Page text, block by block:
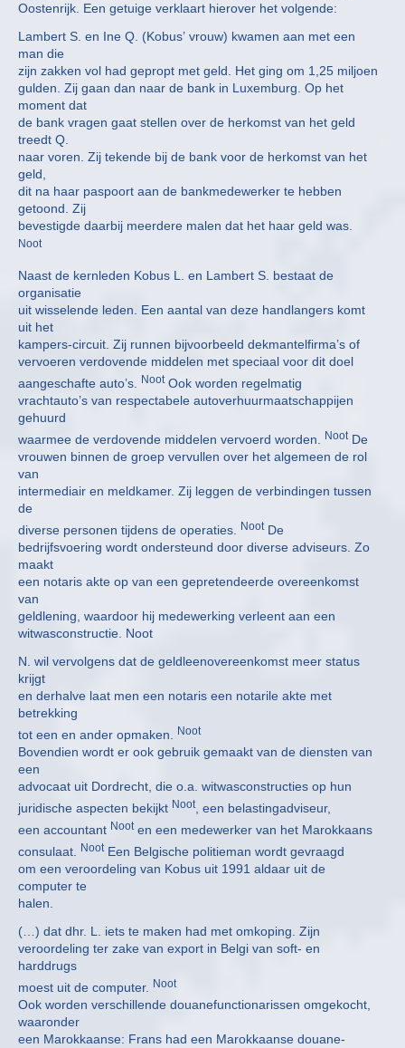
Oostenrijk. Een getuige verklaart hierover het volgende:
Lambert S. en Ine Q. (Kobus’ vrouw) kwamen aan met een
man die
zijn zakken vol had gepropt met geld. Het ging om 1,25 miljoen
gulden. Zij gaan dan naar de bank in Luxemburg. Op het
moment dat
de bank vragen gaat stellen over de herkomst van het geld
treedt Q.
naar voren. Zij tekende bij de bank voor de herkomst van het
geld,
dit na haar paspoort aan de bankmedewerker te hebben
getoond. Zij
bevestigde daarbij meerdere malen dat het haar geld was.
Noot
Naast de kernleden Kobus L. en Lambert S. bestaat de
organisatie
uit wisselende leden. Een aantal van deze handlangers komt
uit het
kampers-circuit. Zij runnen bijvoorbeeld dekmantelfirma’s of
vervoeren verdovende middelen met speciaal voor dit doel
aangeschafte auto’s. NootOok worden regelmatig
vrachtauto’s van respectabele autoverhuurmaatschappijen
gehuurd
waarmee de verdovende middelen vervoerd worden. NootDe
vrouwen binnen de groep vervullen over het algemeen de rol
van
intermediair en meldkamer. Zij leggen de verbindingen tussen
de
diverse personen tijdens de operaties. NootDe
bedrijfsvoering wordt ondersteund door diverse adviseurs. Zo
maakt
een notaris akte op van een gepretendeerde overeenkomst
van
geldlening, waardoor hij medewerking verleent aan een
witwasconstructie. Noot
N. wil vervolgens dat de geldleenovereenkomst meer status
krijgt
en derhalve laat men een notaris een notarile akte met
betrekking
tot een en ander opmaken. Noot
Bovendien wordt er ook gebruik gemaakt van de diensten van
een
advocaat uit Dordrecht, die o.a. witwasconstructies op hun
juridische aspecten bekijkt Noot, een belastingadviseur,
een accountant Nooten een medewerker van het Marokkaans
consulaat. NootEen Belgische politieman wordt gevraagd
om een veroordeling van Kobus uit 1991 aldaar uit de
computer te
halen.
(…) dat dhr. L. iets te maken had met omkoping. Zijn
veroordeling ter zake van export in Belgi van soft- en
harddrugs
moest uit de computer. Noot
Ook worden verschillende douanefunctionarissen omgekocht,
waaronder
een Marokkaanse: Frans had een Marokkaanse douane-